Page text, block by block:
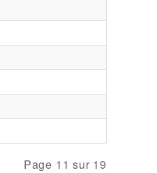
Page 11 sur 19